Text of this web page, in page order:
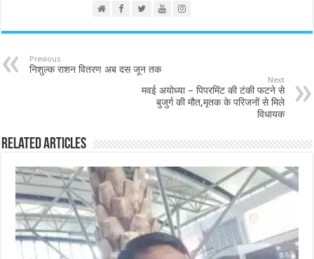
Previous
निशुल्क राशन वितरण अब दस जून तक
Next
मवई अयोध्या – पिपरमिंट की टंकी फटने से
बुजुर्ग की मौत,मृतक के परिजनों से मिले
विधायक
Related Articles